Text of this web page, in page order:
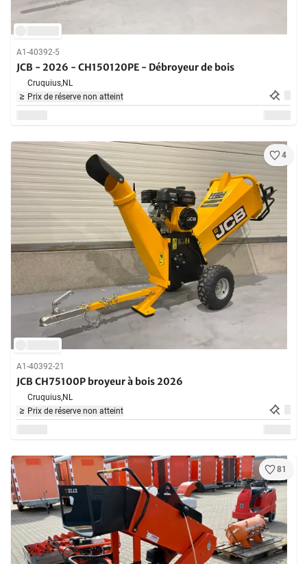
A1-40392-5
JCB - 2026 - CH150120PE - Débroyeur de bois
Cruquius,NL
Prix de réserve non atteint
4
A1-40392-21
JCB CH75100P broyeur à bois 2026
Cruquius,NL
Prix de réserve non atteint
81